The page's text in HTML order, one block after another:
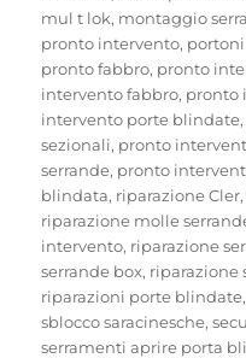
mul t lok, montaggio
pronto intervento,
pronto fabbro, pronto
intervento fabbro, pronto
intervento porte blindate,
sezionali, pronto
serrande, pronto
blindata, riparazione Cler,
riparazione molle
intervento, riparazione
serrande box, riparazione
riparazioni porte blindate,
sblocco saracinesche,
serramenti aprire porta